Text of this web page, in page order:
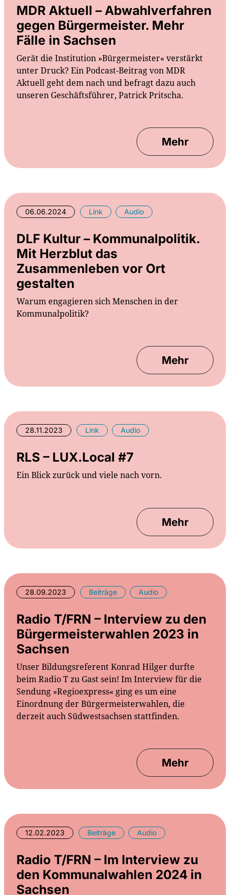
MDR Aktuell – Abwahlverfahren
gegen Bürgermeister. Mehr
Fälle in Sachsen
Gerät die Institution »Bürgermeister« verstärkt
unter Druck? Ein Podcast-Beitrag von MDR
Aktuell geht dem nach und befragt dazu auch
unseren Geschäftsführer, Patrick Pritscha.
Mehr
06.06.2024 Link Audio
DLF Kultur – Kommunalpolitik.
Mit Herzblut das
Zusammenleben vor Ort
gestalten
Warum engagieren sich Menschen in der
Kommunalpolitik?
Mehr
28.11.2023 Link Audio
RLS – LUX.Local #7
Ein Blick zurück und viele nach vorn.
Mehr
28.09.2023 Beiträge Audio
Radio T/FRN – Interview zu den
Bürgermeisterwahlen 2023 in
Sachsen
Unser Bildungsreferent Konrad Hilger durfte
beim Radio T zu Gast sein! Im Interview für die
Sendung »Regioexpress« ging es um eine
Einordnung der Bürgermeisterwahlen, die
derzeit auch Südwestsachsen stattfinden.
Mehr
12.02.2023 Beiträge Audio
Radio T/FRN – Im Interview zu
den Kommunalwahlen 2024 in
Sachsen